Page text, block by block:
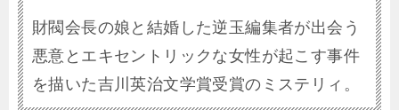
財閥会長の娘と結婚した逆玉編集者が出会う
悪意とエキセントリックな女性が起こす事件
を描いた吉川英治文学賞受賞のミステリィ。